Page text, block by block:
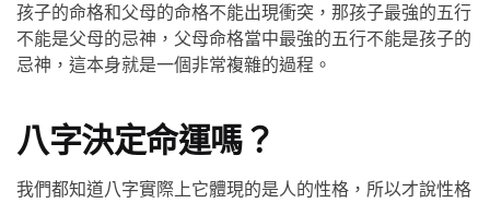
孩子的命格和父母的命格不能出現衝突，那孩子最強的五行
不能是父母的忌神，父母命格當中最強的五行不能是孩子的
忌神，這本身就是一個非常複雜的過程。
八字決定命運嗎？
我們都知道八字實際上它體現的是人的性格，所以才說性格